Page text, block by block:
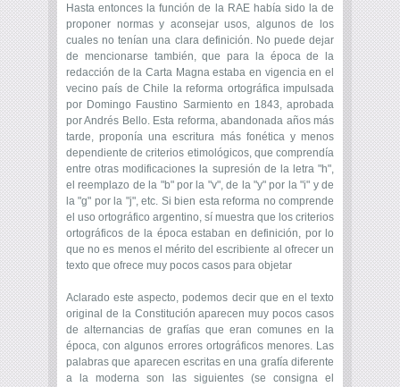
Hasta entonces la función de la RAE había sido la de
proponer normas y aconsejar usos, algunos de los
cuales no tenían una clara definición. No puede dejar
de mencionarse también, que para la época de la
redacción de la Carta Magna estaba en vigencia en el
vecino país de Chile la reforma ortográfica impulsada
por Domingo Faustino Sarmiento en 1843, aprobada
por Andrés Bello. Esta reforma, abandonada años más
tarde, proponía una escritura más fonética y menos
dependiente de criterios etimológicos, que comprendía
entre otras modificaciones la supresión de la letra "h",
el reemplazo de la "b" por la "v", de la "y" por la "i" y de
la "g" por la "j", etc. Si bien esta reforma no comprende
el uso ortográfico argentino, sí muestra que los criterios
ortográficos de la época estaban en definición, por lo
que no es menos el mérito del escribiente al ofrecer un
texto que ofrece muy pocos casos para objetar
Aclarado este aspecto, podemos decir que en el texto
original de la Constitución aparecen muy pocos casos
de alternancias de grafías que eran comunes en la
época, con algunos errores ortográficos menores. Las
palabras que aparecen escritas en una grafía diferente
a la moderna son las siguientes (se consigna el